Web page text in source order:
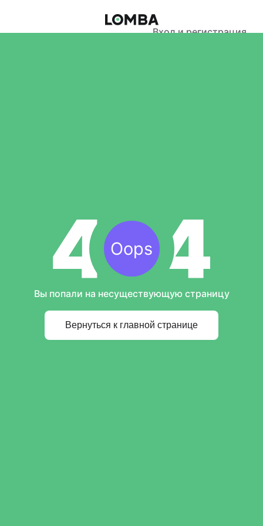
Вход и регистрация
Oops
Вы попали на несуществующую страницу
Вернуться к главной странице